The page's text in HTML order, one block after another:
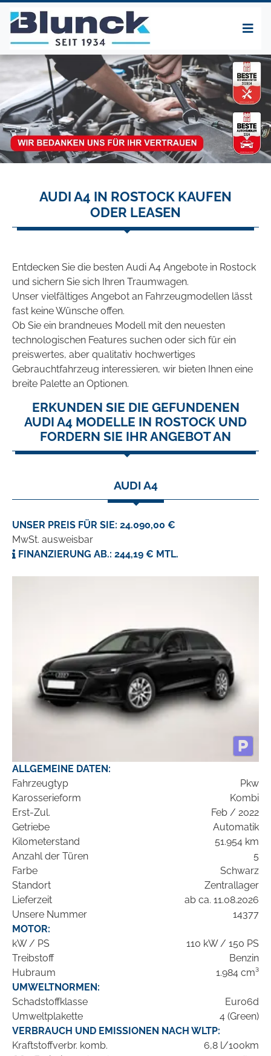
AUDI A4 IN ROSTOCK KAUFEN
ODER LEASEN
Entdecken Sie die besten Audi A4 Angebote in Rostock
und sichern Sie sich Ihren Traumwagen.
Unser vielfältiges Angebot an Fahrzeugmodellen lässt
fast keine Wünsche offen.
Ob Sie ein brandneues Modell mit den neuesten
technologischen Features suchen oder sich für ein
preiswertes, aber qualitativ hochwertiges
Gebrauchtfahrzeug interessieren, wir bieten Ihnen eine
breite Palette an Optionen.
ERKUNDEN SIE DIE GEFUNDENEN
AUDI A4 MODELLE IN ROSTOCK UND
FORDERN SIE IHR ANGEBOT AN
AUDI A4
UNSER PREIS FÜR SIE: 24.090,00 €
MwSt. ausweisbar
FINANZIERUNG AB.: 244,19 € MTL.
ALLGEMEINE DATEN:
Fahrzeugtyp
Pkw
Karosserieform
Kombi
Erst-Zul.
Feb / 2022
Getriebe
Automatik
Kilometerstand
51.954 km
Anzahl der Türen
5
Farbe
Schwarz
Standort
Zentrallager
Lieferzeit
ab ca. 11.08.2026
Unsere Nummer
14377
MOTOR:
kW / PS
110 kW / 150 PS
Treibstoff
Benzin
Hubraum
1.984 cm³
UMWELTNORMEN:
Schadstoffklasse
Euro6d
Umweltplakette
4 (Green)
VERBRAUCH UND EMISSIONEN NACH WLTP:
Kraftstoffverbr. komb.
6,8 l/100km